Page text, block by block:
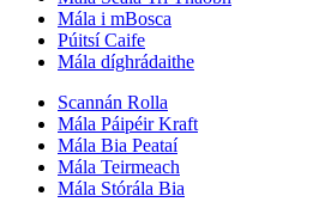
Mála i mBosca
Púitsí Caife
Mála díghrádaithe
Scannán Rolla
Mála Páipéir Kraft
Mála Bia Peataí
Mála Teirmeach
Mála Stórála Bia